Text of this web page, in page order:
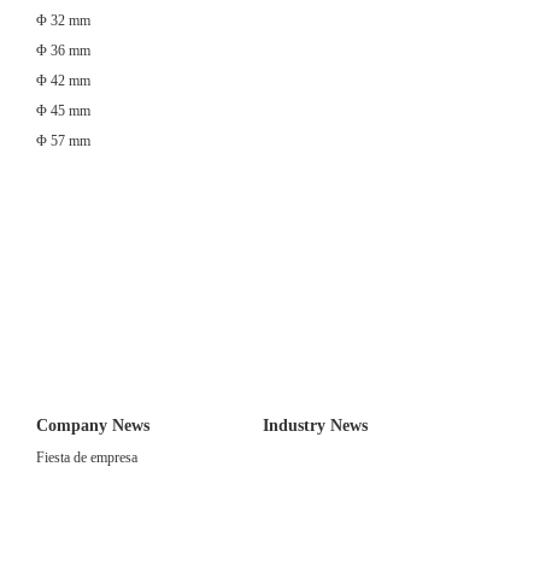
Φ 32 mm
Φ 36 mm
Φ 42 mm
Φ 45 mm
Φ 57 mm
Company News
Fiesta de empresa
Industry News